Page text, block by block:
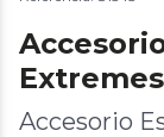
Accesorio